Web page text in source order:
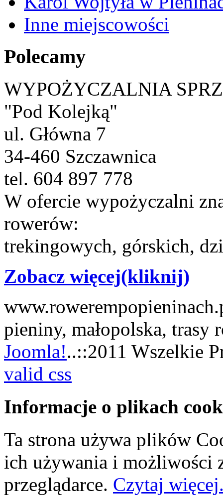
Inne miejscowości
Polecamy
WYPOŻYCZALNIA
"Pod Kolejką"
ul. Główna 7
34-460 Szczawnica
tel. 604 897 778
W ofercie wypożyczalni
rowerów:
trekingowych, górskich,
Zobacz więcej(kliknij)
pieniny, małopolska, trasy
Joomla!..::2011 Wszelkie
valid css
Informacje o plikach
Ta strona używa plików
ich używania i możliwości
przeglądarce. Czytaj